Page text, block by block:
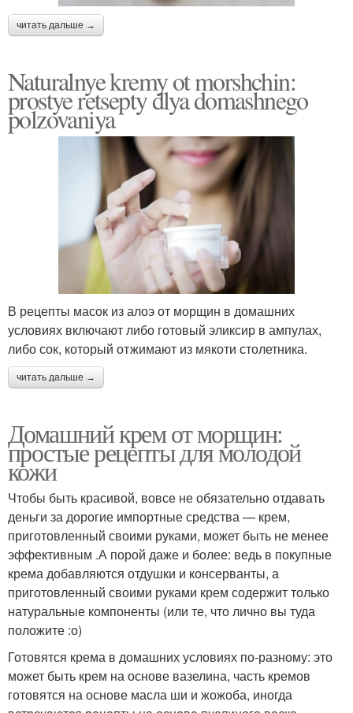
читать дальше →
Naturalnye kremy ot morshchin:
prostye retsepty dlya domashnego
polzovaniya
В рецепты масок из алоэ от морщин в домашних
условиях включают либо готовый эликсир в ампулах,
либо сок, который отжимают из мякоти столетника.
читать дальше →
Домашний крем от морщин:
простые рецепты для молодой
кожи
Чтобы быть красивой, вовсе не обязательно отдавать
деньги за дорогие импортные средства — крем,
приготовленный своими руками, может быть не менее
эффективным .А порой даже и более: ведь в покупные
крема добавляются отдушки и консерванты, а
приготовленный своими руками крем содержит только
натуральные компоненты (или те, что лично вы туда
положите :о)
Готовятся крема в домашних условиях по-разному: это
может быть крем на основе вазелина, часть кремов
готовятся на основе масла ши и жожоба, иногда